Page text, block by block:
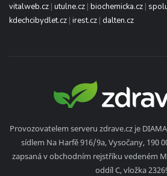
vitalweb.cz | utulne.cz | biochemicka.cz |
kdechcibydlet.cz | irest.cz | dalten.cz
Provozovatelem serveru zdrave.cz je
sídlem Na Harfě 916/9a, Vysočany, 190
zapsaná v obchodním rejstříku vedeném
oddíl C, vložka